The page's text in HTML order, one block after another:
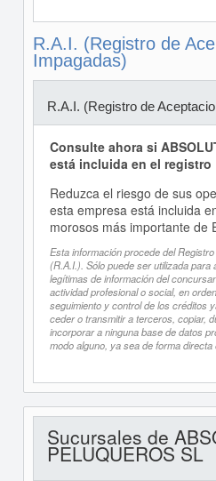
R.A.I. (Registro de
Impagadas)
R.A.I. (Registro de
Consulte ahora si
está incluida en el registro
Reduzca el riesgo de sus
esta empresa está incluida
morosos más importante de
Esta información procede del
(R.A.I.). Sólo puede ser utilizada para
legítimas de información del
actividad profesional o social, en
seguimiento y control de los créditos
ceder o transmitir a terceros, copiar,
incorporar a ninguna base de datos
modo alguno, ya sea de forma directa
Sucursales de
PELUQUEROS SL